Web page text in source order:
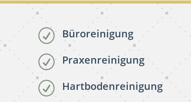
R Büroreinigung
R Praxenreinigung
R Hartbodenreinigung